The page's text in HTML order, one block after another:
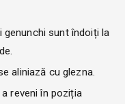
sunt îndoiți la
aliniază cu glezna.
reveni în poziția